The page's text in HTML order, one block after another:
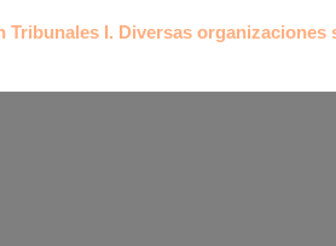
Tribunales I. Diversas organizaciones